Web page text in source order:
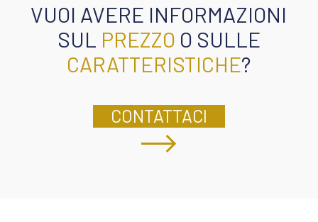
VUOI AVERE INFORMAZIONI
SUL PREZZO O SULLE
CARATTERISTICHE?
CONTATTACI